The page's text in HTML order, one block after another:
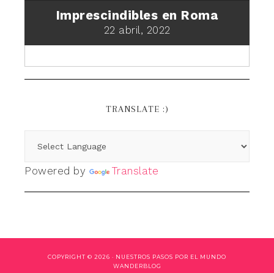
Imprescindibles en Roma
22 abril, 2022
TRANSLATE :)
Powered by Translate
COPYRIGHT © 2026 · NUESTROS PASOS POR EL MUNDO
WANDERBLOG